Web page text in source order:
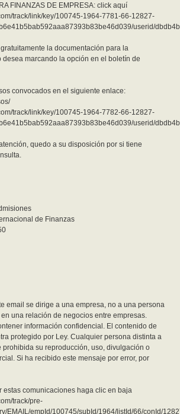
FINANZAS DE EMPRESA: click aquí
track/link/key/100745-1964-7781-66-12827-
userid/
la documentación para la
desea marcando la opción en el boletín de
convocados en el siguiente enlace:
track/link/key/100745-1964-7782-66-12827-
userid/
quedo a su disposición por si tiene
de Finanzas
email se dirige a una empresa, no a una persona
una relación de negocios entre empresas.
información confidencial. El contenido de
protegido por Ley. Cualquier persona distinta a
prohibida su reproducción, uso, divulgación o
Si ha recibido este mensaje por error, por
estas comunicaciones haga clic en baja
track/pre-
EMAIL/empId/100745/subId/1964/listId/66/conId/